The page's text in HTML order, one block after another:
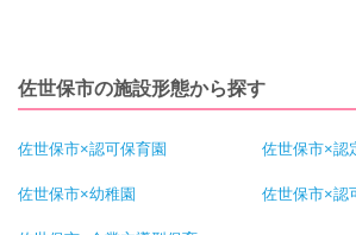
佐世保市の施設形態から探す
佐世保市×認可保育園 佐世保市×認
佐世保市×幼稚園 佐世保市×認